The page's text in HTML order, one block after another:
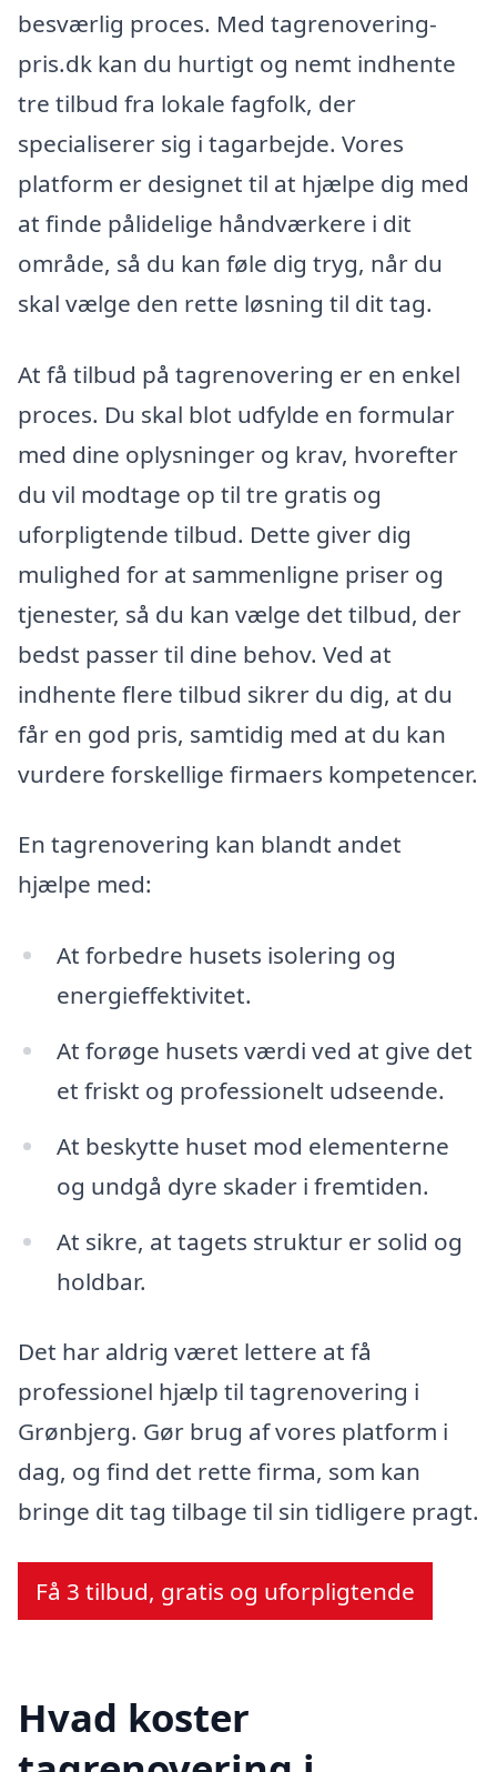
besværlig proces. Med tagrenovering-
pris.dk kan du hurtigt og nemt indhente
tre tilbud fra lokale fagfolk, der
specialiserer sig i tagarbejde. Vores
platform er designet til at hjælpe dig med
at finde pålidelige håndværkere i dit
område, så du kan føle dig tryg, når du
skal vælge den rette løsning til dit tag.
At få tilbud på tagrenovering er en enkel
proces. Du skal blot udfylde en formular
med dine oplysninger og krav, hvorefter
du vil modtage op til tre gratis og
uforpligtende tilbud. Dette giver dig
mulighed for at sammenligne priser og
tjenester, så du kan vælge det tilbud, der
bedst passer til dine behov. Ved at
indhente flere tilbud sikrer du dig, at du
får en god pris, samtidig med at du kan
vurdere forskellige firmaers kompetencer.
En tagrenovering kan blandt andet
hjælpe med:
At forbedre husets isolering og
energieffektivitet.
At forøge husets værdi ved at give det
et friskt og professionelt udseende.
At beskytte huset mod elementerne
og undgå dyre skader i fremtiden.
At sikre, at tagets struktur er solid og
holdbar.
Det har aldrig været lettere at få
professionel hjælp til tagrenovering i
Grønbjerg. Gør brug af vores platform i
dag, og find det rette firma, som kan
bringe dit tag tilbage til sin tidligere pragt.
Få 3 tilbud, gratis og uforpligtende
Hvad koster